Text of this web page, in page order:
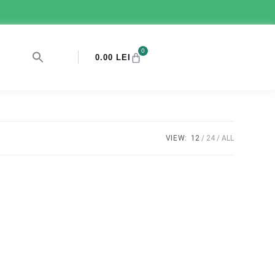
0.00 LEI
0
VIEW: 12 24 ALL